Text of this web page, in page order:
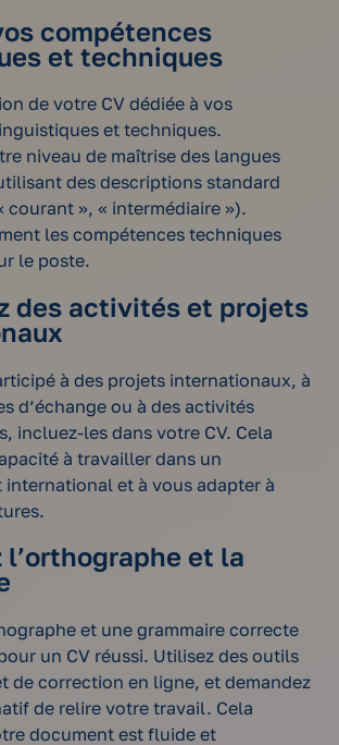
compétences
et techniques
de votre CV dédiée à vos
et techniques.
niveau de maîtrise des langues
des descriptions standard
courant », « intermédiaire »).
les compétences techniques
le poste.
des activités et projets
à des projets internationaux, à
d’échange ou à des activités
incluez-les dans votre CV. Cela
à travailler dans un
et à vous adapter à
l’orthographe et la
et une grammaire correcte
un CV réussi. Utilisez des outils
de correction en ligne, et demandez
de relire votre travail. Cela
document est fluide et